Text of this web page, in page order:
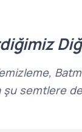
şu semtlere